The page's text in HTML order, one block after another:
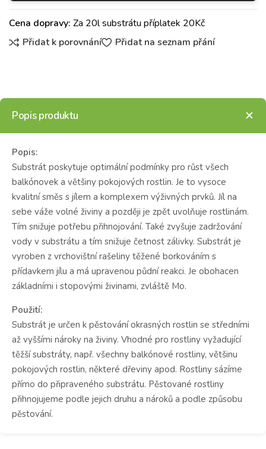
Cena dopravy: Za 20l substrátu příplatek 20Kč
Přidat k porovnání
Přidat na seznam přání
Popis produktu
Popis:
Substrát poskytuje optimální podmínky pro růst všech
balkónovek a většiny pokojových rostlin. Je to vysoce
kvalitní směs s jílem a komplexem výživných prvků. Jíl na
sebe váže volné živiny a později je zpět uvolňuje rostlinám.
Tím snižuje potřebu přihnojování. Také zvyšuje zadržování
vody v substrátu a tím snižuje četnost zálivky. Substrát je
vyroben z vrchovištní rašeliny těžené borkováním s
přídavkem jílu a má upravenou půdní reakci. Je obohacen
základními i stopovými živinami, zvláště Mo.
Použití:
Substrát je určen k pěstování okrasných rostlin se středními
až vyššími nároky na živiny. Vhodné pro rostliny vyžadující
těžší substráty, např. všechny balkónové rostliny, většinu
pokojových rostlin, některé dřeviny apod. Rostliny sázíme
přímo do připraveného substrátu. Pěstované rostliny
přihnojujeme podle jejich druhu a nároků a podle způsobu
pěstování.